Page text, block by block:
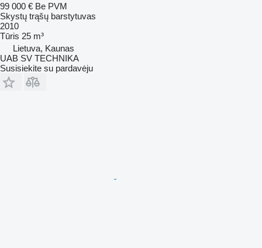
99 000 € Be PVM
Skystų trąšų barstytuvas
2010
Tūris 25 m³
Lietuva, Kaunas
UAB SV TECHNIKA
Susisiekite su pardavėju